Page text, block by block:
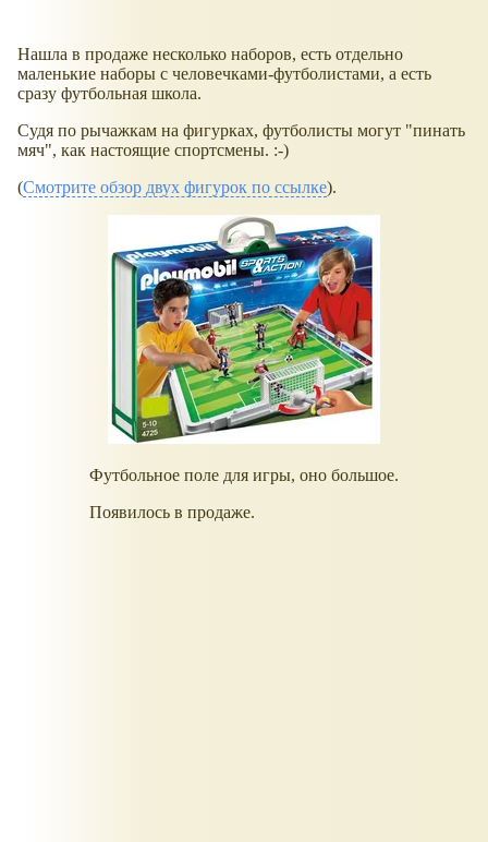
Нашла в продаже несколько наборов, есть отдельно
маленькие наборы с человечками-футболистами, а есть
сразу футбольная школа.
Судя по рычажкам на фигурках, футболисты могут "пинать
мяч", как настоящие спортсмены. :-)
(Смотрите обзор двух фигурок по ссылке).
Футбольное поле для игры, оно большое.
Появилось в продаже.